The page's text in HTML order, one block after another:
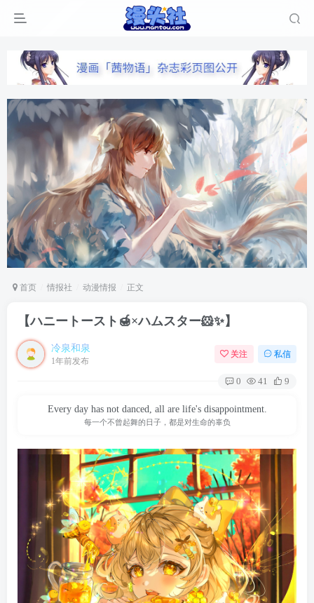
首页 情报社 动漫情报 正文
【ハニートースト🍯×ハムスター🐹✨️】
冷泉和泉
1年前发布
关注 私信
0 41 9
Every day has not danced, all are life's disappointment.
每一个不曾起舞的日子，都是对生命的辜负